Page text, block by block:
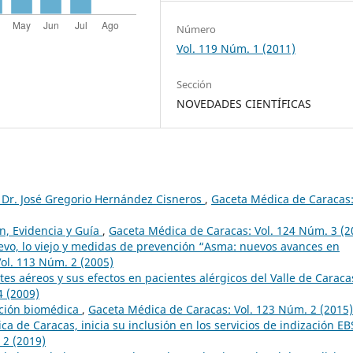
Número
Vol. 119 Núm. 1 (2011)
Sección
NOVEDADES CIENTÍFICAS
José Gregorio Hernández Cisneros , Gaceta Médica de Caracas:
Evidencia y Guía , Gaceta Médica de Caracas: Vol. 124 Núm. 3
lo viejo y medidas de prevención “Asma: nuevos avances en
113 Núm. 2 (2005)
aéreos y sus efectos en pacientes alérgicos del Valle de
(2009)
biomédica , Gaceta Médica de Caracas: Vol. 123 Núm. 2 (2015)
de Caracas, inicia su inclusión en los servicios de indización
(2019)